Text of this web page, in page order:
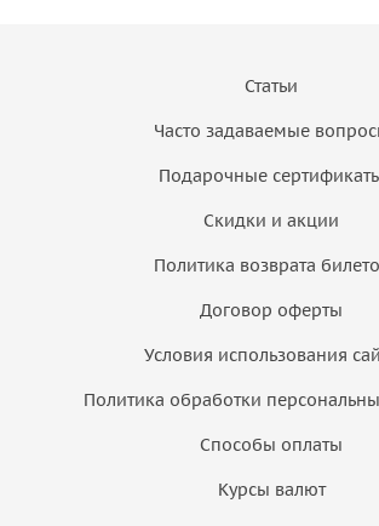
Статьи
Часто задаваемые
Подарочные
Скидки и акции
Политика возврата
Договор оферты
Условия использования
Политика обработки
Способы оплаты
Курсы валют